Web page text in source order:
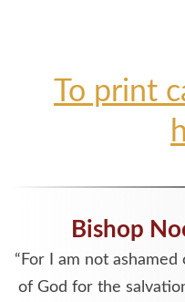
To print
Bishop
“For I am not
of God for the